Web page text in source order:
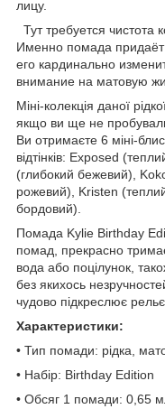
лицу.
Тут требуется
Именно помада
его кардинально
внимание на матовую
Міні-колекція даної
якщо ви ще не
Ви отримаєте 6 міні-
відтінків: Exposed
(глибокий бежевий),
рожевий), Kristen
бордовий).
Помада Kylie Birthday
помад, прекрасно
вода або поцілунок,
без якихось
чудово підкреслює
Характеристики:
• Тип помади: рідка,
• Набір: Birthday Edition
• Обсяг 1 помади: 0,65